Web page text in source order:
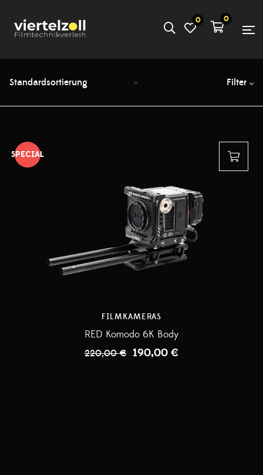
0 0
Filter
SPECIAL
FILMKAMERAS
RED Komodo 6K Body
220,00€ 190,00 €